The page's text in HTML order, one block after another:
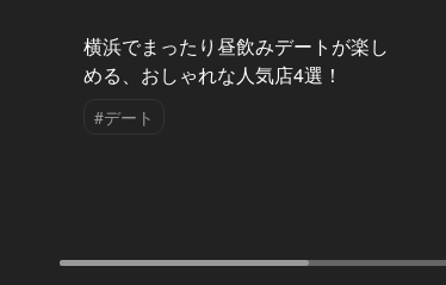
横浜でまったり昼飲みデートが楽し
める、おしゃれな人気店4選！
#デート